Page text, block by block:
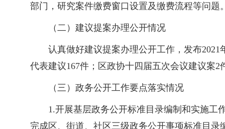
部门，研究案件缴费窗口设置及缴费流程等问
（二）建议提案办理公开情况
认真做好建议提案办理公开工作，发布
代表建议167件；区政协十四届五次会议建议案
（三）政务公开工作要点落实情况
1.开展基层政务公开标准目录编制和实施工
完成区、街道、社区三级政务公开事项标准目